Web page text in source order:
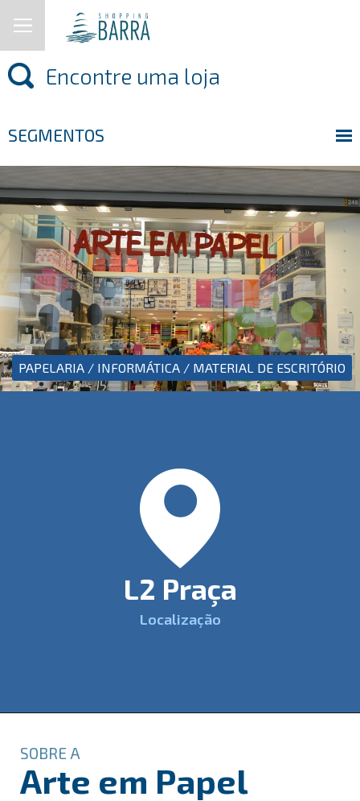
SEGMENTOS
PAPELARIA / INFORMÁTICA / MATERIAL DE ESCRITÓRIO
L2 Praça
Localização
SOBRE A
Arte em Papel